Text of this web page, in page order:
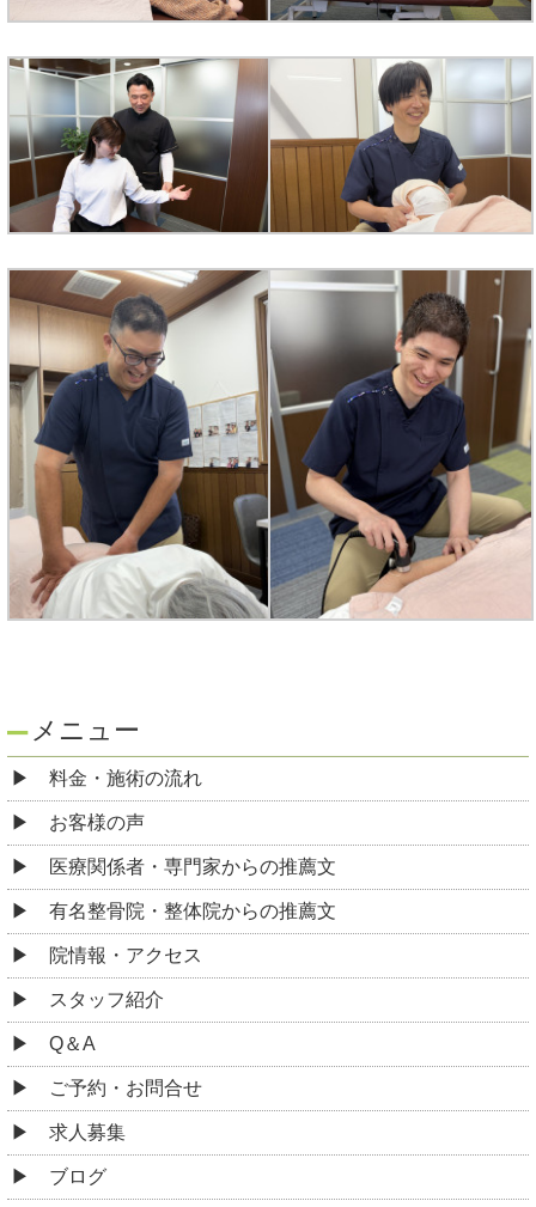
メニュー
料金・施術の流れ
お客様の声
医療関係者・専門家からの推薦文
有名整骨院・整体院からの推薦文
院情報・アクセス
スタッフ紹介
Q＆A
ご予約・お問合せ
求人募集
ブログ